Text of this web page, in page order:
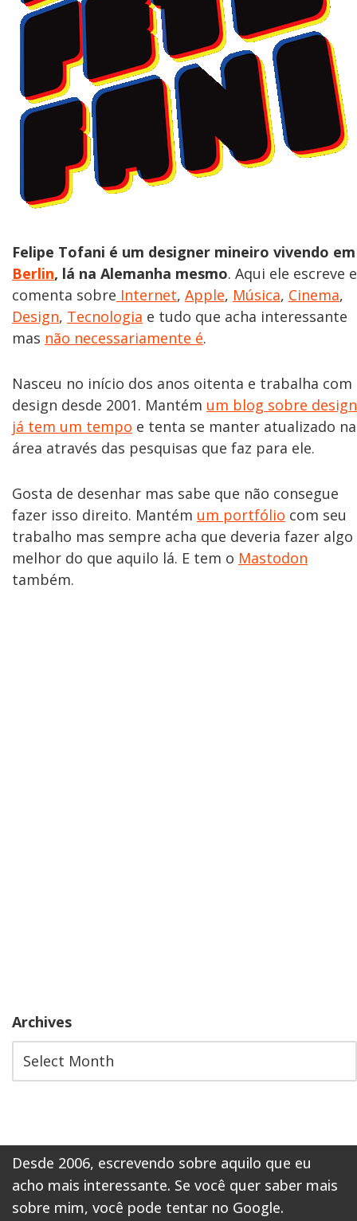
Felipe Tofani é um designer mineiro vivendo em
Berlin, lá na Alemanha mesmo. Aqui ele escreve e
comenta sobre Internet, Apple, Música, Cinema,
Design, Tecnologia e tudo que acha interessante
mas não necessariamente é.
Nasceu no início dos anos oitenta e trabalha com
design desde 2001. Mantém um blog sobre design
já tem um tempo e tenta se manter atualizado na
área através das pesquisas que faz para ele.
Gosta de desenhar mas sabe que não consegue
fazer isso direito. Mantém um portfólio com seu
trabalho mas sempre acha que deveria fazer algo
melhor do que aquilo lá. E tem o Mastodon
também.
Archives
Desde 2006, escrevendo sobre aquilo que eu
acho mais interessante. Se você quer saber mais
sobre mim, você pode tentar no Google.